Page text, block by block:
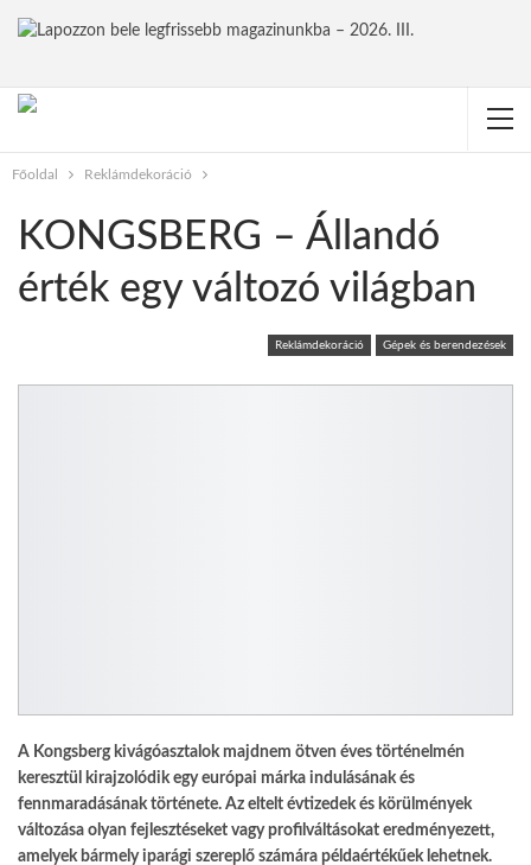
Főoldal Reklámdekoráció
KONGSBERG – Állandó
érték egy változó világban
Reklámdekoráció Gépek és berendezések
A Kongsberg kivágóasztalok majdnem ötven éves történelmén
keresztül kirajzolódik egy európai márka indu­lásának és
fennmaradásának története. Az eltelt évtizedek és körülmények
változása olyan fejlesztéseket vagy profilváltásokat eredményezett,
amelyek bármely iparági szereplő számára példaértékűek lehetnek.